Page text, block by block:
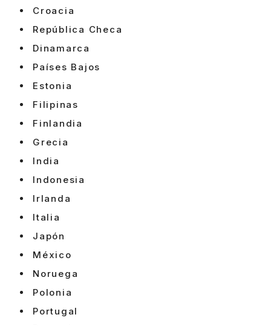
Croacia
República Checa
Dinamarca
Países Bajos
Estonia
Filipinas
Finlandia
Grecia
India
Indonesia
Irlanda
Italia
Japón
México
Noruega
Polonia
Portugal